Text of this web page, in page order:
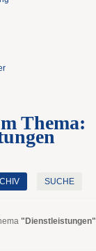
Thema:
SUCHE
"Dienstleistungen"